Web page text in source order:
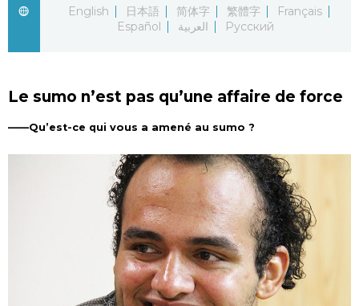
English
日本語 简体字 繁體字
Français
Español
العربية Русский
Le sumo n’est pas qu’une affaire de force
——Qu’est-ce qui vous a amené au sumo ?